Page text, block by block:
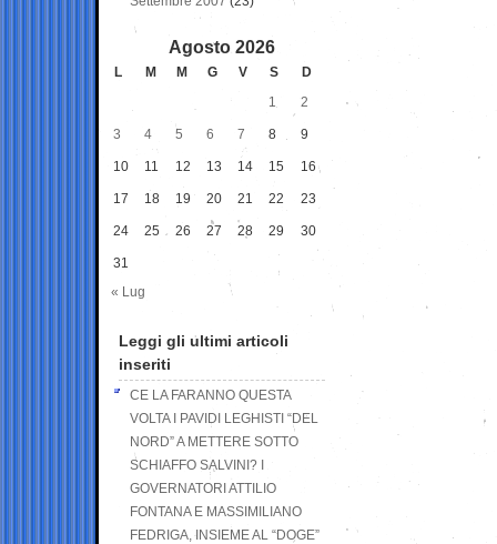
Agosto 2026
L M M G V S
D
1
2
3 4 5 6 7 8 9
10 11 12 13 14 15 16
17 18 19 20 21 22 23
24 25 26 27 28 29 30
31
« Lug
Leggi gli ultimi articoli
inseriti
CE LA FARANNO QUESTA
VOLTA I PAVIDI LEGHISTI “DEL
NORD” A METTERE SOTTO
SCHIAFFO SALVINI? I
GOVERNATORI ATTILIO
FONTANA E MASSIMILIANO
FEDRIGA, INSIEME AL “DOGE”